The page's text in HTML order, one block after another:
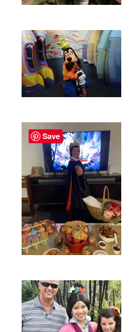
Save